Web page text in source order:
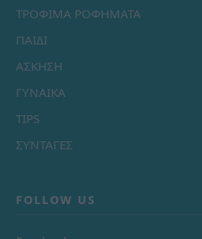
ΤΡΟΦΙΜΑ ΡΟΦΗΜΑΤΑ
ΠΑΙΔΙ
ΑΣΚΗΣΗ
ΓΥΝΑΙΚΑ
TIPS
ΣΥΝΤΑΓΕΣ
FOLLOW US